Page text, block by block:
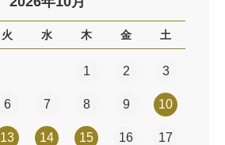
火 水 木 金 土
1 2 3
6 7 8 9 10
13 14 15 16 17